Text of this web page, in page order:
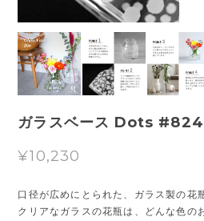
ガラスベース Dots #824
¥10,230
口径が広めにとられた、ガラス製の花
クリアなガラスの花瓶は、どんな色の